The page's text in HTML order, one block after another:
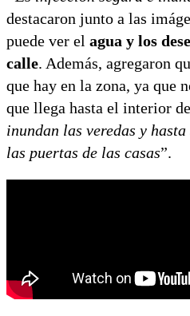
destacaron junto a las
puede ver el agua y los
calle. Además, agregaron
que hay en la zona, ya que
que llega hasta el interior
inundan las veredas y
las puertas de las casas”.